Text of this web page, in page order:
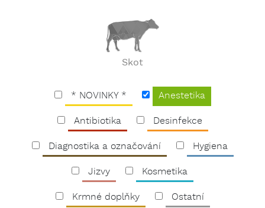
Skot
* NOVINKY * Anestetika
Antibiotika Desinfekce
Diagnostika a označování Hygiena
Jizvy Kosmetika
Krmné doplňky Ostatní